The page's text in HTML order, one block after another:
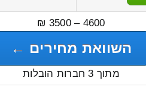
4600 – 3500 ₪
השוואת מחירים ←
מתוך 3 חברות הובלות